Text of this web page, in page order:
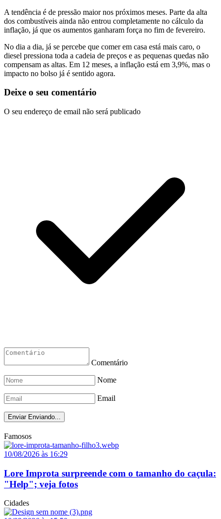
A tendência é de pressão maior nos próximos meses. Parte da alta
dos combustíveis ainda não entrou completamente no cálculo da
inflação, já que os aumentos ganharam força no fim de fevereiro.
No dia a dia, já se percebe que comer em casa está mais caro, o
diesel pressiona toda a cadeia de preços e as pequenas quedas não
compensam as altas. Em 12 meses, a inflação está em 3,9%, mas o
impacto no bolso já é sentido agora.
Deixe o seu comentário
O seu endereço de email não será publicado
Comentário
Nome
Email
Enviar Enviando...
Famosos
10/08/2026 às 16:29
Lore Improta surpreende com o tamanho do caçula:
"Help"; veja fotos
Cidades